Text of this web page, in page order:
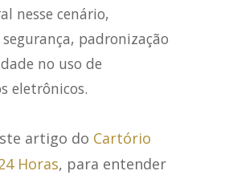
nesse cenário,
padronização
no uso de
eletrônicos.
artigo do Cartório
Horas, para entender